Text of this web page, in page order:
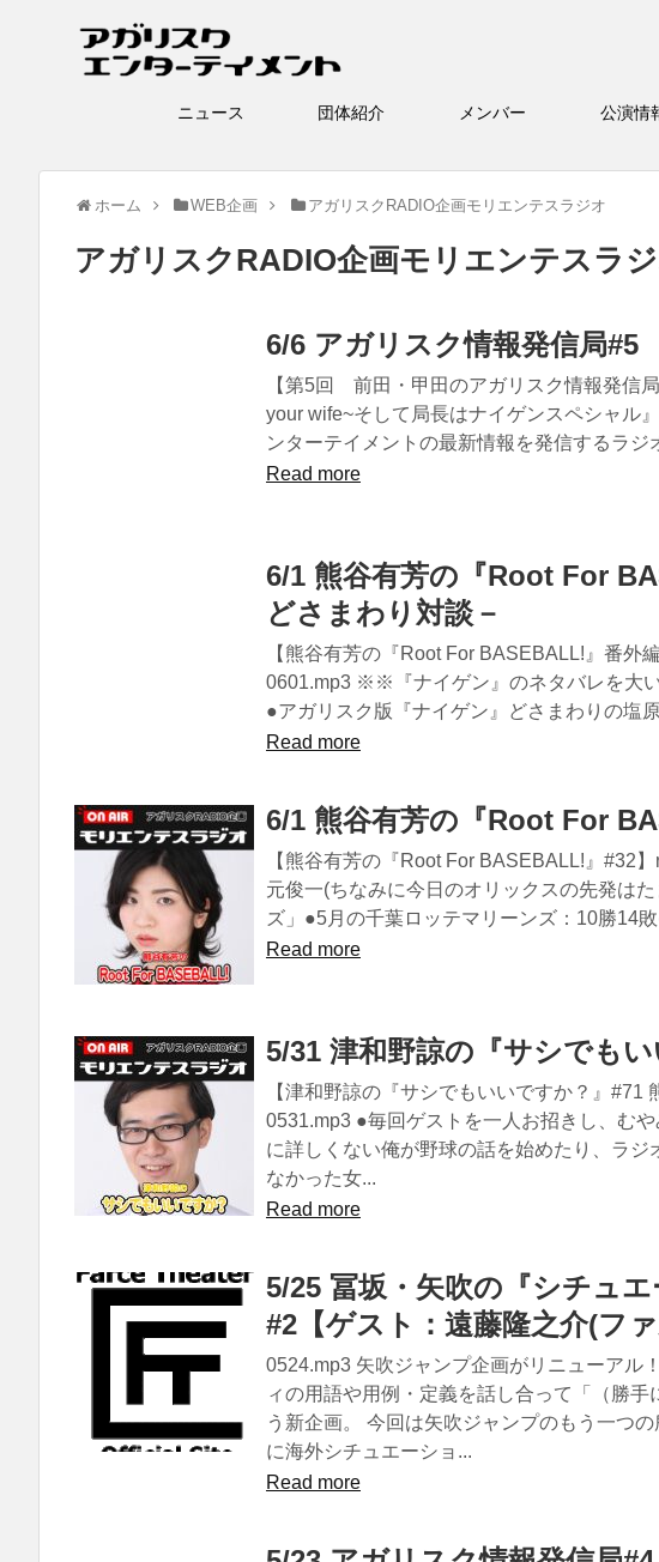
ニュース 団体紹介 メンバー 公演
ホーム WEB企画 アガリスクRADIO企画モリエンテスラジオ
アガリスクRADIO企画モリエンテスラ
6/6 アガリスク情報発信局#5
【第5回 前田・甲田のアガリスク情報発信
your wife~そして局長はナイゲンスペシャル
ンターテイメントの最新情報を発信するラ
Read more
6/1 熊谷有芳の『Root For
どさまわり対談－
【熊谷有芳の『Root For BASEBALL!』番外
0601.mp3 ※※『ナイゲン』のネタバレを大
●アガリスク版『ナイゲン』どさまわりの塩
Read more
6/1 熊谷有芳の『Root For
【熊谷有芳の『Root For BASEBALL!』#32
元俊一(ちなみに今日のオリックスの先発は
ズ」●5月の千葉ロッテマリーンズ：10勝14
Read more
5/31 津和野諒の『サシでも
【津和野諒の『サシでもいいですか？』
0531.mp3 ●毎回ゲストを一人お招きし、む
に詳しくない俺が野球の話を始めたり、ラ
なかった女...
Read more
5/25 冨坂・矢吹の『シチュ
#2【ゲスト：遠藤隆之介(フ
0524.mp3 矢吹ジャンプ企画がリニューアル
ィの用語や用例・定義を話し合って「（勝
う新企画。 今回は矢吹ジャンプのもう一つ
に海外シチュエーショ...
Read more